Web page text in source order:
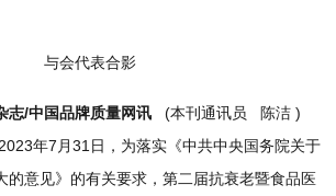
与会代表合影
志/中国品牌质量网讯 (本刊通讯员 陈洁 )
年7月31日，为落实《中共中央国务院关于
的意见》的有关要求，第二届抗衰老暨食品医